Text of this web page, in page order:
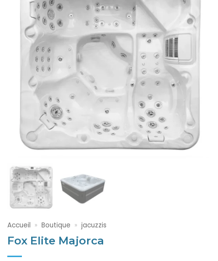
Accueil » Boutique » jacuzzis
Fox Elite Majorca